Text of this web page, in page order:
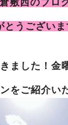
敷西のブロ
とうございま
ました！金
をご紹介い